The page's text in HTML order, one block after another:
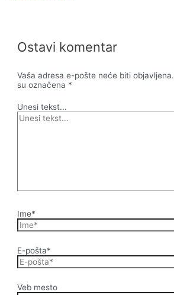
Ostavi komentar
Vaša adresa e-pošte neće biti objavljena.
su označena *
Unesi tekst...
Ime*
E-pošta*
Veb mesto